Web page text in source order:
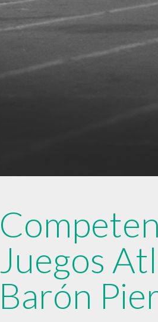
Juegos
Barón